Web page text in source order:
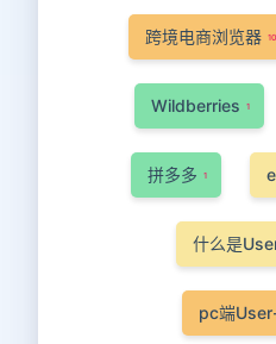
跨境电商浏览器 10
Wildberries 1
拼多多 1
什么是
pc端